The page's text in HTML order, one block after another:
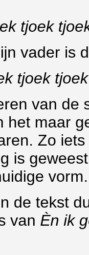
tjoek
vader is
tjoek tjoek
van de
het maar
Zo
is
vorm.
de tekst
van Èn ik